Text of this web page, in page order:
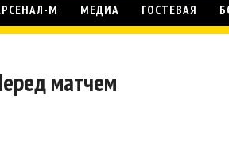
М МЕДИА ГОСТЕВАЯ
матчем